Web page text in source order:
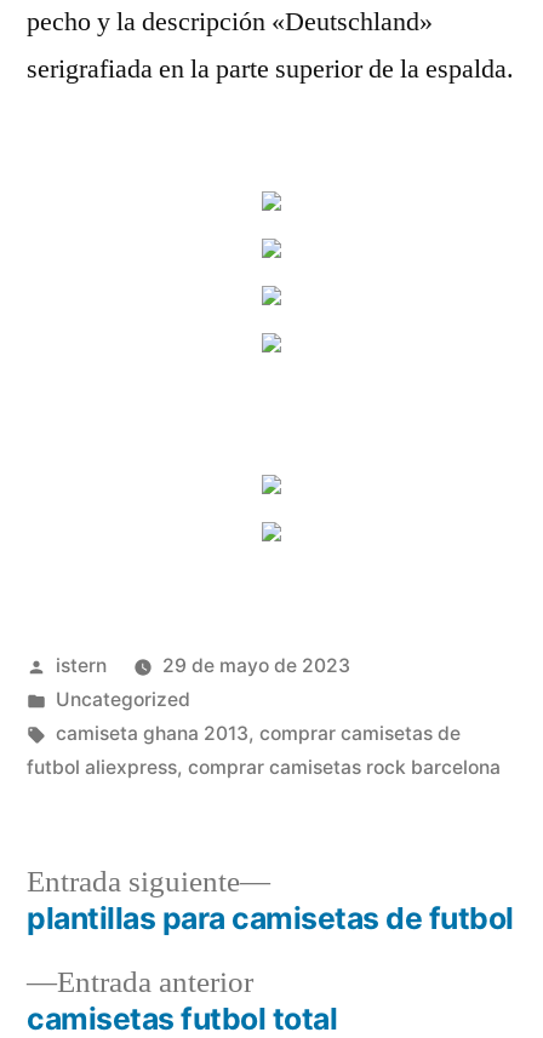
pecho y la descripción «Deutschland»
serigrafiada en la parte superior de la espalda.
Publicado
por
istern
29 de mayo de 2023
Publicado
en
Uncategorized
Etiquetas:
camiseta ghana 2013, comprar camisetas de
futbol aliexpress, comprar camisetas rock barcelona
Navegación
deEntrada anteriorEntrada
anterior:
camisetas futbol total
Entrada siguiente
Entrada
siguiente:
plantillas para camisetas de futbol